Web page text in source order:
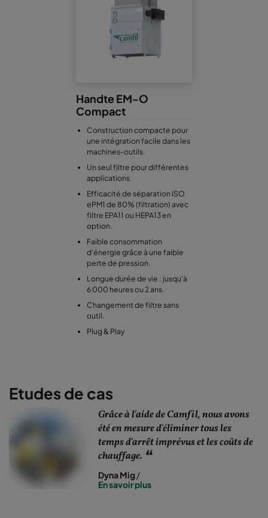
Handte EM-O
Compact
Construction compacte pour
une intégration facile dans les
machines-outils.
Un seul filtre pour différentes
applications.
Efficacité de séparation ISO
ePM1 de 80% (filtration) avec
filtre EPA11 ou HEPA13 en
option.
Faible consommation
d'énergie grâce à une faible
perte de pression.
Longue durée de vie : jusqu'à
6 000 heures ou 2 ans.
Changement de filtre sans
outil.
Plug & Play
Etudes de cas
Grâce à l'aide de Camfil, nous avons
été en mesure d'éliminer tous les
temps d'arrêt imprévus et les coûts de
chauffage.
Dyna Mig/
En savoir plus